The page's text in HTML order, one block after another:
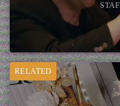
RELATED